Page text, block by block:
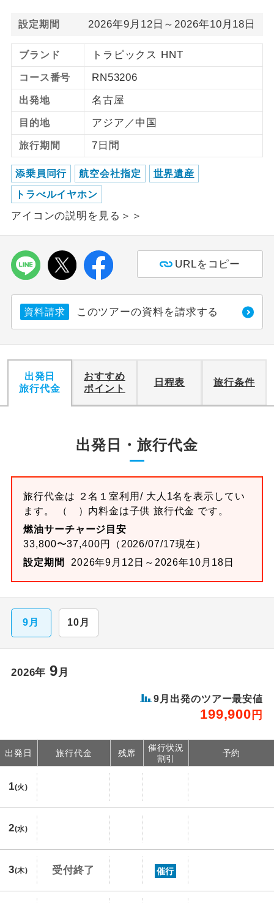
設定期間 2026年9月12日～2026年10月18日
ブランド トラピックス HNT
コース番号 RN53206
出発地 名古屋
目的地 アジア／中国
旅行期間 7日間
添乗員同行 航空会社指定 世界遺産
トラべルイヤホン
アイコンの説明を見る＞＞
URLをコピー
資料請求 このツアーの資料を請求する
出発日
旅行代金
おすすめ
ポイント
日程表 旅行条件
出発日・旅行代金
旅行代金は ２名１室利用/ 大人1名を表示してい
ます。 （ ）内料金は子供 旅行代金 です。
燃油サーチャージ目安
33,800〜37,400円（2026/07/17現在）
設定期間
2026年9月12日～2026年10月18日
9月 10月
2026年 9月
9月出発のツアー最安値
199,900 円
出発日 旅行代金 残席
催行状況
割引
予約
1(火)
2(水)
3(木) 受付終了 催行
年齢制限あり
ご参加にあたり年齢に制限があるコース
航空会社指定
利用航空会社が指定なので、ご出発の計
画にとても便利です。
ホテル指定
ご紹介するホテルを指定したコースで
す。